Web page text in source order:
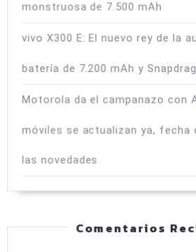
monstruosa de 7.500 mAh
vivo X300 E: El nuevo rey de la
batería de 7.200 mAh y
Motorola da el campanazo con
móviles se actualizan ya, fecha
las novedades
Comentarios